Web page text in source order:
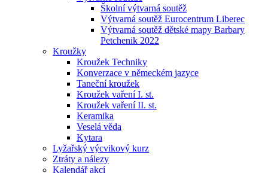
Školní výtvarná soutěž
Výtvarná soutěž Eurocentrum Liberec
Výtvarná soutěž dětské mapy Barbary
Petchenik 2022
Kroužky
Kroužek Techniky
Konverzace v německém jazyce
Taneční kroužek
Kroužek vaření I. st.
Kroužek vaření II. st.
Keramika
Veselá věda
Kytara
Lyžařský výcvikový kurz
Ztráty a nálezy
Kalendář akcí